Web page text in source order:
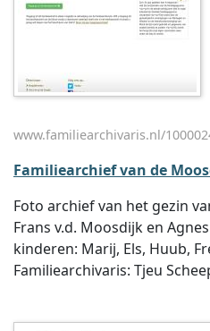
www.familiearchivaris.nl/
Familiearchief van de
Foto archief van het gezin
Frans v.d. Moosdijk en
kinderen: Marij, Els, Huub,
Familiearchivaris: Tjeu